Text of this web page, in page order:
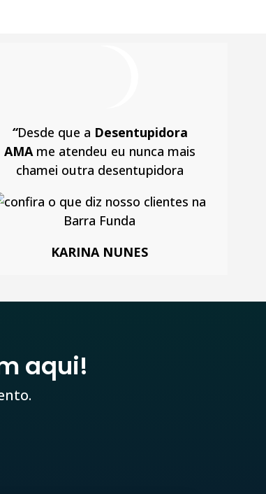
“Desde que a Desentupidora
AMAme atendeu eu nunca mais
chamei outra desentupidora
KARINA NUNES
aqui!